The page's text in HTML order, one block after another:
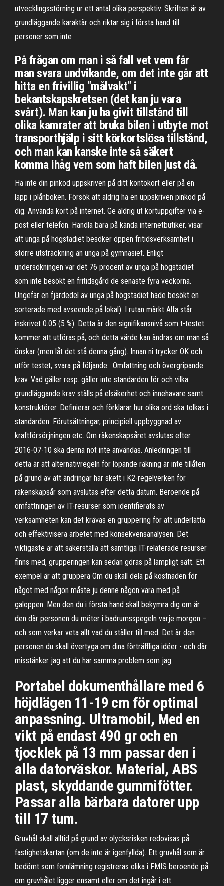
utvecklingsstörning ur ett antal olika perspektiv. Skriften är av
grundläggande karaktär och riktar sig i första hand till
personer som inte
På frågan om man i så fall vet vem får
man svara undvikande, om det inte går att
hitta en frivillig "målvakt" i
bekantskapskretsen (det kan ju vara
svårt). Man kan ju ha givit tillstånd till
olika kamrater att bruka bilen i utbyte mot
transporthjälp i sitt körkortslösa tillstånd,
och man kan kanske inte så säkert
komma ihåg vem som haft bilen just då.
Ha inte din pinkod uppskriven på ditt kontokort eller på en
lapp i plånboken. Försök att aldrig ha en uppskriven pinkod på
dig. Använda kort på internet. Ge aldrig ut kortuppgifter via e-
post eller telefon. Handla bara på kända internetbutiker. visar
att unga på högstadiet besöker öppen fritidsverksamhet i
större utsträckning än unga på gymnasiet. Enligt
undersökningen var det 76 procent av unga på högstadiet
som inte besökt en fritidsgård de senaste fyra veckorna.
Ungefär en fjärdedel av unga på högstadiet hade besökt en
sorterade med avseende på lokal). I rutan märkt Alfa står
inskrivet 0.05 (5 %). Detta är den signifikansnivå som t-testet
kommer att utföras på, och detta värde kan ändras om man så
önskar (men låt det stå denna gång). Innan ni trycker OK och
utför testet, svara på följande : Omfattning och övergripande
krav. Vad gäller resp. gäller inte standarden för och vilka
grundläggande krav ställs på elsäkerhet och innehavare samt
konstruktörer. Definierar och förklarar hur olika ord ska tolkas i
standarden. Förutsättningar, principiell uppbyggnad av
kraftförsörjningen etc. Om räkenskapsåret avslutas efter
2016-07-10 ska denna not inte användas. Anledningen till
detta är att alternativregeln för löpande räkning är inte tillåten
på grund av att ändringar har skett i K2-regelverken för
räkenskapsår som avslutas efter detta datum. Beroende på
omfattningen av IT-resurser som identifierats av
verksamheten kan det krävas en gruppering för att underlätta
och effektivisera arbetet med konsekvensanalysen. Det
viktigaste är att säkerställa att samtliga IT-relaterade resurser
finns med, grupperingen kan sedan göras på lämpligt sätt. Ett
exempel är att gruppera Om du skall dela på kostnaden för
något med någon måste ju denne någon vara med på
galoppen. Men den du i första hand skall bekymra dig om är
den där personen du möter i badrumsspegeln varje morgon –
och som verkar veta allt vad du ställer till med. Det är den
personen du skall övertyga om dina förträffliga idéer - och där
misstänker jag att du har samma problem som jag.
Portabel dokumenthållare med 6
höjdlägen 11-19 cm för optimal
anpassning. Ultramobil, Med en
vikt på endast 490 gr och en
tjocklek på 13 mm passar den i
alla datorväskor. Material, ABS
plast, skyddande gummifötter.
Passar alla bärbara datorer upp
till 17 tum.
Gruvhål skall alltid på grund av olycksrisken redovisas på
fastighetskartan (om de inte är igenfyllda). Ett gruvhål som är
bedömt som fornlämning registreras olika i FMIS beroende på
om gruvhålet ligger ensamt eller om det ingår i ett